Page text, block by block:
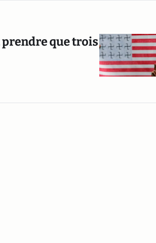
prendre que trois